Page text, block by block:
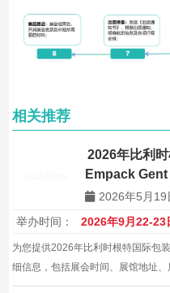
相关推荐
2026年比利
Empack Gent
2026年5月19
举办时间：
2026年9月22-23
为您提供2026年比利时根特国际包
细信息，包括展会时间、展馆地址
服务，帮助企业拓展国际及全球包